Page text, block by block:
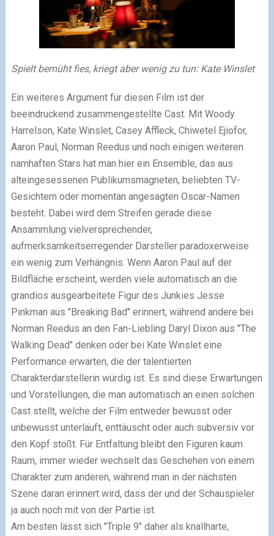
Spielt bemüht fies, kriegt aber wenig zu tun: Kate Winslet
Ein weiteres Argument für diesen Film ist der
beeindruckend zusammengestellte Cast. Mit Woody
Harrelson, Kate Winslet, Casey Affleck, Chiwetel Ejiofor,
Aaron Paul, Norman Reedus und noch einigen weiteren
namhaften Stars hat man hier ein Ensemble, das aus
alteingesessenen Publikumsmagneten, beliebten TV-
Gesichtern oder momentan angesagten Oscar-Namen
besteht. Dabei wird dem Streifen gerade diese
Ansammlung vielversprechender,
aufmerksamkeitserregender Darsteller paradoxerweise
ein wenig zum Verhängnis. Wenn Aaron Paul auf der
Bildfläche erscheint, werden viele automatisch an die
grandios ausgearbeitete Figur des Junkies Jesse
Pinkman aus "Breaking Bad" erinnert, während andere bei
Norman Reedus an den Fan-Liebling Daryl Dixon aus "The
Walking Dead" denken oder bei Kate Winslet eine
Performance erwarten, die der talentierten
Charakterdarstellerin würdig ist. Es sind diese Erwartungen
und Vorstellungen, die man automatisch an einen solchen
Cast stellt, welche der Film entweder bewusst oder
unbewusst unterläuft, enttäuscht oder auch subversiv vor
den Kopf stößt. Für Entfaltung bleibt den Figuren kaum
Raum, immer wieder wechselt das Geschehen von einem
Charakter zum anderen, während man in der nächsten
Szene daran erinnert wird, dass der und der Schauspieler
ja auch noch mit von der Partie ist.
Am besten lässt sich "Triple 9" daher als knallharte,